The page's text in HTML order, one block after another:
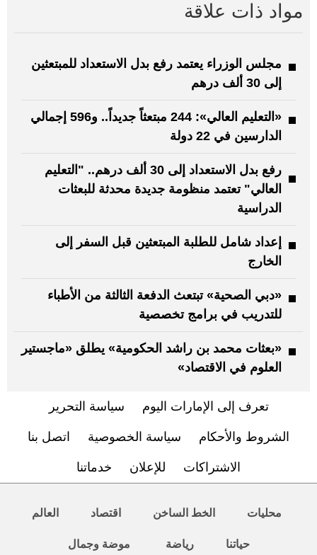
مواد ذات علاقة
مجلس الوزراء يعتمد رفع بدل الاستعداد للمبتعثين
إلى 30 ألف درهم
«التعليم العالي»: 244 مبتعثاً جديداً.. و596 إجمالي
الدارسين في 22 دولة
رفع بدل الاستعداد إلى 30 ألف درهم.. "التعليم
العالي" تعتمد منظومة جديدة محدثة للبعثات
الدراسية
إعداد شامل للطلبة المبتعثين قبل السفر إلى
الخارج
«دبي الصحية» تبتعث الدفعة الثالثة من الأطباء
للتدريب في برامج تخصصية
«بعثات محمد بن راشد الحكومية» يطلق «ماجستير
العلوم في الاقتصاد»
تعرف إلى الإمارات اليوم سياسة التحرير
الشروط والأحكام سياسة الخصوصية اتصل بنا
الاشتراكات للإعلان خدماتنا
محليات الخط الساخن اقتصاد العالم
حياتنا رياضة موضة وجمال